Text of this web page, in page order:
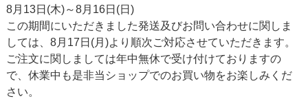
8月13日(木)～8月16日(日)
この期間にいただきました発送及びお問い合わせに関しま
しては、8月17日(月)より順次ご対応させていただきます。
ご注文に関しましては年中無休で受け付けておりますの
で、休業中も是非当ショップでのお買い物をお楽しみくだ
さい。